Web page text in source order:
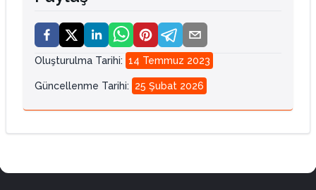
Oluşturulma Tarihi: 14 Temmuz 2023
Güncellenme Tarihi: 25 Şubat 2026